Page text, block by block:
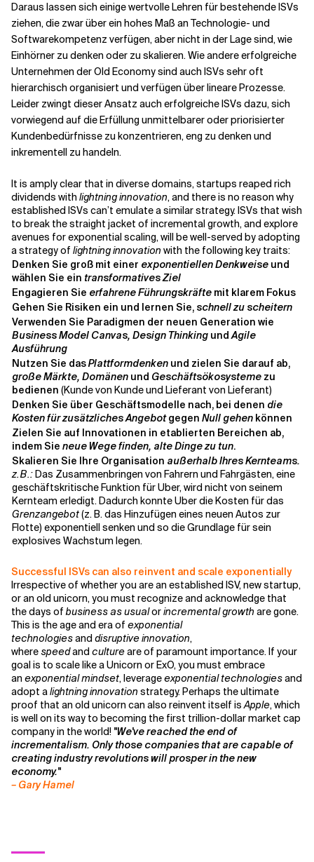
Daraus lassen sich einige wertvolle Lehren für bestehende ISVs
ziehen, die zwar über ein hohes Maß an Technologie- und
Softwarekompetenz verfügen, aber nicht in der Lage sind, wie
Einhörner zu denken oder zu skalieren. Wie andere erfolgreiche
Unternehmen der Old Economy sind auch ISVs sehr oft
hierarchisch organisiert und verfügen über lineare Prozesse.
Leider zwingt dieser Ansatz auch erfolgreiche ISVs dazu, sich
vorwiegend auf die Erfüllung unmittelbarer oder priorisierter
Kundenbedürfnisse zu konzentrieren, eng zu denken und
inkrementell zu handeln.
It is amply clear that in diverse domains, startups reaped rich
dividends with lightning innovation, and there is no reason why
established ISVs can’t emulate a similar strategy. ISVs that wish
to break the straight jacket of incremental growth, and explore
avenues for exponential scaling, will be well-served by adopting
a strategy of lightning innovation with the following key traits:
Denken Sie groß mit einer exponentiellen Denkweise und
wählen Sie ein transformatives Ziel
Engagieren Sie erfahrene Führungskräfte mit klarem Fokus
Gehen Sie Risiken ein und lernen Sie, schnell zu scheitern
Verwenden Sie Paradigmen der neuen Generation wie
Business Model Canvas, Design Thinking undAgile
Ausführung
Nutzen Sie dasPlattformdenken und zielen Sie darauf ab,
große Märkte, Domänen und Geschäftsökosysteme zu
bedienen (Kunde von Kunde und Lieferant von Lieferant)
Denken Sie über Geschäftsmodelle nach, bei denen die
Kosten für zusätzliches Angebotgegen Null gehen können
Zielen Sie auf Innovationen in etablierten Bereichen ab,
indem Sie neue Wege finden, alte Dinge zu tun.
Skalieren Sie Ihre Organisation außerhalb Ihres Kernteams.
z.B.:Das Zusammenbringen von Fahrern und Fahrgästen, eine
geschäftskritische Funktion für Uber, wird nicht von seinem
Kernteam erledigt. Dadurch konnte Uber die Kosten für das
Grenzangebot(z. B. das Hinzufügen eines neuen Autos zur
Flotte) exponentiell senken und so die Grundlage für sein
explosives Wachstum legen.
Successful ISVs can also reinvent and scale exponentially
Irrespective of whether you are an established ISV, new startup,
or an old unicorn, you must recognize and acknowledge that
the days ofbusiness as usualorincremental growth are gone.
This is the age and era of exponential
technologiesand disruptive innovation,
wherespeedand cultureare of paramount importance. If your
goal is to scale like a Unicorn or ExO, you must embrace
an exponential mindset, leverageexponential technologiesand
adopt alightning innovation strategy. Perhaps the ultimate
proof that an old unicorn can also reinvent itself isApple, which
is well on its way to becoming the first trillion-dollar market cap
company in the world! "We've reached the end of
incrementalism. Only those companies that are capable of
creating industry revolutions will prosper in the new
economy."
– Gary Hamel